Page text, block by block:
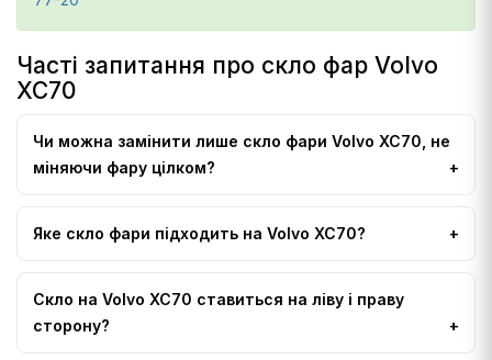
Часті запитання про скло фар Volvo
XC70
Чи можна замінити лише скло фари Volvo XC70, не
міняючи фару цілком?
Яке скло фари підходить на Volvo XC70?
Скло на Volvo XC70 ставиться на ліву і праву
сторону?